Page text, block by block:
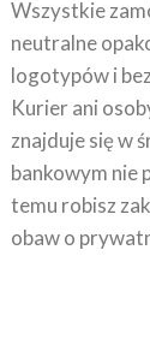
neutralne
logotypów i
Kurier ani
znajduje się w
bankowym nie
temu robisz
obaw o